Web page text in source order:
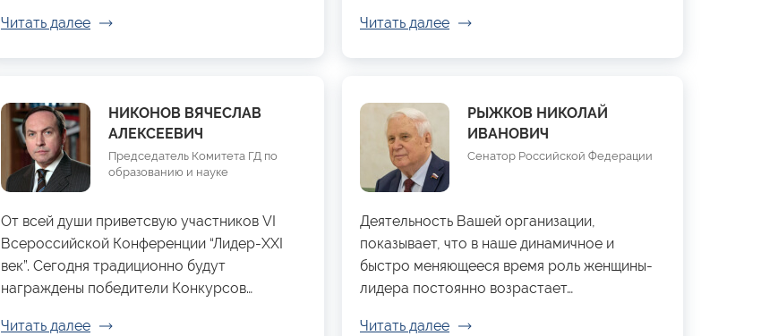
Читать далее Читать далее
НИКОНОВ ВЯЧЕСЛАВ
АЛЕКСЕЕВИЧ
Председатель Комитета ГД по
образованию и науке
От всей души приветсвую участников VI
Всероссийской Конференции “Лидер-XXI
век”. Сегодня традиционно будут
награждены победители Конкурсов…
Читать далее
РЫЖКОВ НИКОЛАЙ
ИВАНОВИЧ
Сенатор Российской Федерации
Деятельность Вашей организации,
показывает, что в наше динамичное и
быстро меняющееся время роль женщины-
лидера постоянно возрастает…
Читать далее